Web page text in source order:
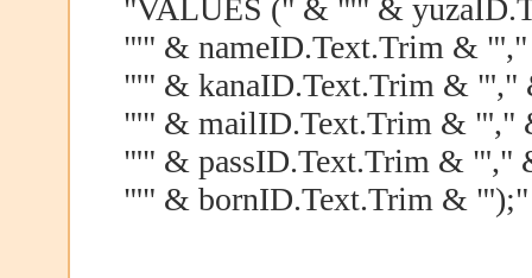
"VALUES (" & "'" &
"'" & nameID.Text.Trim &
"'" & kanaID.Text.Trim & "',"
"'" & mailID.Text.Trim & "',"
"'" & passID.Text.Trim & "',"
"'" & bornID.Text.Trim & "');"